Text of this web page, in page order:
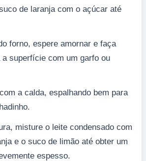
de laranja com o açúcar até
forno, espere amornar e faça
superfície com um garfo ou
a calda, espalhando bem para
misture o leite condensado com
e o suco de limão até obter um
espesso.